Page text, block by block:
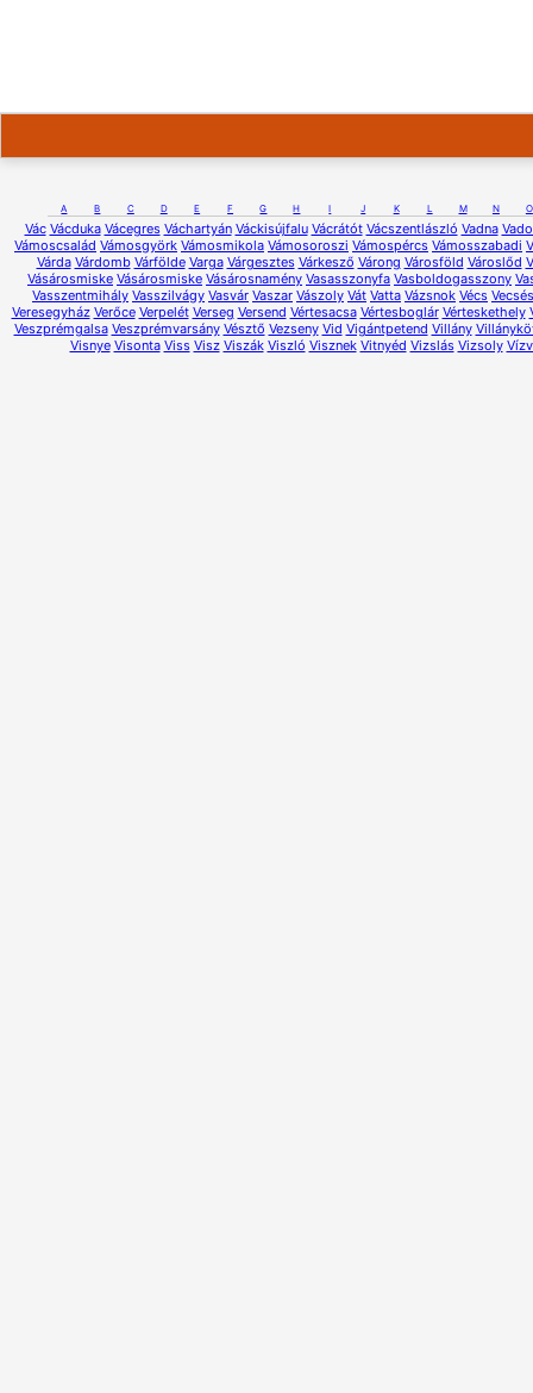
A B C D E F G H I J K L M N O
Vác Vácduka Vácegres Váchartyán Váckisújfalu Vácrátót Vácszentlászló Vadna
Vámoscsalád Vámosgyörk Vámosmikola Vámosoroszi Vámospércs Vámosszabadi
Várda Várdomb Várfölde Varga Várgesztes Várkesző Várong Városföld Városlőd
Vásárosmiske Vásárosmiske Vásárosnamény Vasasszonyfa Vasboldogasszony
Vasszentmihály Vasszilvágy Vasvár Vaszar Vászoly Vát Vatta Vázsnok Vécs Vecsés
Veresegyház Verőce Verpelét Verseg Versend Vértesacsa Vértesboglár Vérteskethely
Veszprémgalsa Veszprémvarsány Vésztő Vezseny Vid Vigántpetend Villány
Visnye Visonta Viss Visz Viszák Viszló Visznek Vitnyéd Vizslás Vizsoly